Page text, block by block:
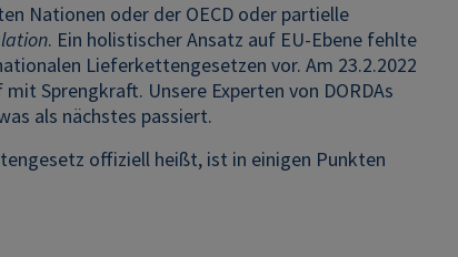
Nationen oder der OECD oder partielle
. Ein holistischer Ansatz auf EU-Ebene fehlte
Lieferkettengesetzen vor. Am 23.2.2022
Sprengkraft. Unsere Experten von DORDAs
als nächstes passiert.
offiziell heißt, ist in einigen Punkten